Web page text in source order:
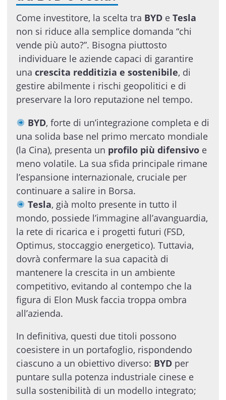
Come investitore, la scelta tra BYDe Tesla
non si riduce alla semplice domanda “chi
vende più auto?”. Bisogna piuttosto
individuare le aziende capaci di garantire
una crescita redditizia e sostenibile, di
gestire abilmente i rischi geopolitici e di
preservare la loro reputazione nel tempo.
BYD, forte di un’integrazione completa e di
una solida base nel primo mercato mondiale
(la Cina), presenta un profilo più difensivoe
meno volatile. La sua sfida principale rimane
l’espansione internazionale, cruciale per
continuare a salire in Borsa.
Tesla, già molto presente in tutto il
mondo, possiede l’immagine all’avanguardia,
la rete di ricarica e i progetti futuri (FSD,
Optimus, stoccaggio energetico). Tuttavia,
dovrà confermare la sua capacità di
mantenere la crescita in un ambiente
competitivo, evitando al contempo che la
figura di Elon Musk faccia troppa ombra
all’azienda.
In definitiva, questi due titoli possono
coesistere in un portafoglio, rispondendo
ciascuno a un obiettivo diverso: BYDper
puntare sulla potenza industriale cinese e
sulla sostenibilità di un modello integrato;